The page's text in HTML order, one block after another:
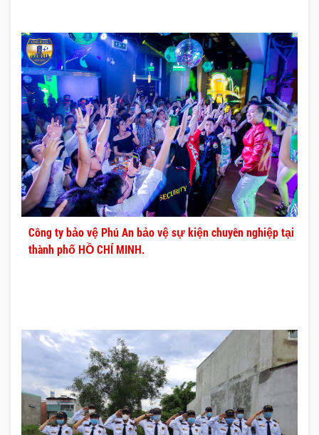
Công ty bảo vệ Phú An bảo vệ sự kiện chuyên nghiệp tại
thành phố HỒ CHÍ MINH.